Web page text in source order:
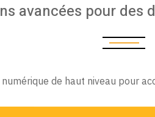
avancées pour des
de haut niveau pour